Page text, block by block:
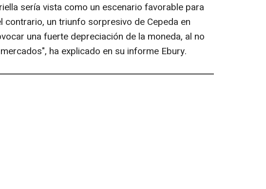
sería vista como un escenario favorable para
contrario, un triunfo sorpresivo de Cepeda en
una fuerte depreciación de la moneda, al no
ha explicado en su informe Ebury.